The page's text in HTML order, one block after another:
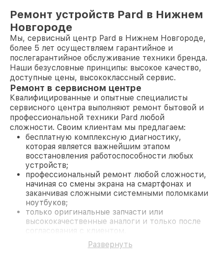
Ремонт устройств Pard в Нижнем
Новгороде
Мы, сервисный центр Pard в Нижнем Новгороде,
более 5 лет осуществляем гарантийное и
послегарантийное обслуживание техники бренда.
Наши безусловные принципы: высокое качество,
доступные цены, высококлассный сервис.
Ремонт в сервисном центре
Квалифицированные и опытные специалисты
сервисного центра выполняют ремонт бытовой и
профессиональной техники Pard любой
сложности. Своим клиентам мы предлагаем:
бесплатную комплексную диагностику,
которая является важнейшим этапом
восстановления работоспособности любых
устройств;
профессиональный ремонт любой сложности,
начиная со смены экрана на смартфонах и
заканчивая сложными системными поломками
ноутбуков;
только оригинальные запчасти или
высококачественные аналоги и только после
согласования с клиентом.
На все работы и замененные комплектующие
предоставляется длительная гарантия. В случае
Развернуть